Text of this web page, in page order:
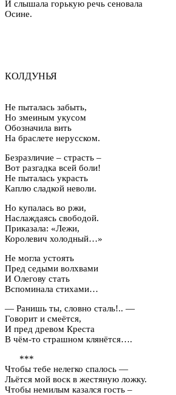
И слышала горькую речь сеновала
Осине.
КОЛДУНЬЯ
Не пыталась забыть,
Но змеиным укусом
Обозначила вить
На браслете нерусском.
Безразличие – страсть –
Вот разгадка всей боли!
Не пыталась украсть
Каплю сладкой неволи.
Но купалась во ржи,
Наслаждаясь свободой.
Приказала: «Лежи,
Королевич холодный…»
Не могла устоять
Пред седыми волхвами
И Олегову стать
Вспоминала стихами…
— Ранишь ты, словно сталь!.. —
Говорит и смеётся,
И пред древом Креста
В чём-то страшном клянётся….
***
Чтобы тебе нелегко спалось —
Льётся мой воск в жестяную ложку.
Чтобы немилым казался гость –